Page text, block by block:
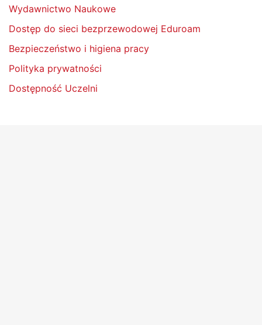
Wydawnictwo Naukowe
Dostęp do sieci bezprzewodowej Eduroam
Bezpieczeństwo i higiena pracy
Polityka prywatności
Dostępność Uczelni